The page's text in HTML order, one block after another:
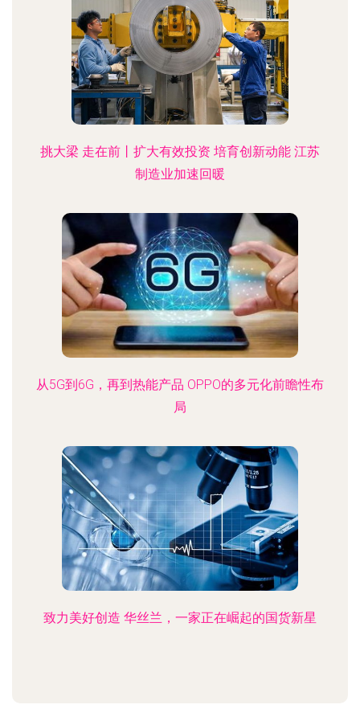
挑大梁 走在前丨扩大有效投资 培育创新动能 江苏
制造业加速回暖
从5G到6G，再到热能产品 OPPO的多元化前瞻性布
局
致力美好创造 华丝兰，一家正在崛起的国货新星